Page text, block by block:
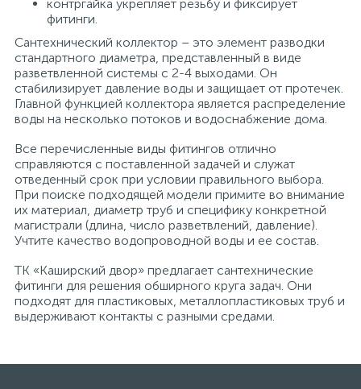
контргайка укрепляет резьбу и фиксирует
фитинги.
Сантехнический коллектор – это элемент разводки
стандартного диаметра, представленный в виде
разветвленной системы с 2-4 выходами. Он
стабилизирует давление воды и защищает от протечек.
Главной функцией коллектора является распределение
воды на несколько потоков и водоснабжение дома.
Все перечисленные виды фитингов отлично
справляются с поставленной задачей и служат
отведенный срок при условии правильного выбора.
При поиске подходящей модели примите во внимание
их материал, диаметр труб и специфику конкретной
магистрали (длина, число разветвлений, давление).
Учтите качество водопроводной воды и ее состав.
ТК «Каширский двор» предлагает сантехнические
фитинги для решения обширного круга задач. Они
подходят для пластиковых, металлопластиковых труб и
выдерживают контакты с разными средами.